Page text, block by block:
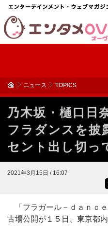
ニュース TOPICS
乃木坂・樋口日
フラダンスを
セント出し切っ
2021年3月15日 / 16:07
「フラガール－ｄａｎｃ
古場公開が１５日、東京都